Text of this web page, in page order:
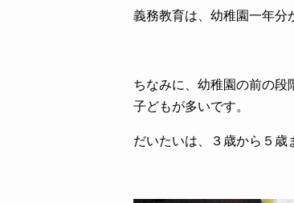
義務教育は、幼稚園一年分
ちなみに、幼稚園の前の段
子どもが多いです。
だいたいは、３歳から５歳